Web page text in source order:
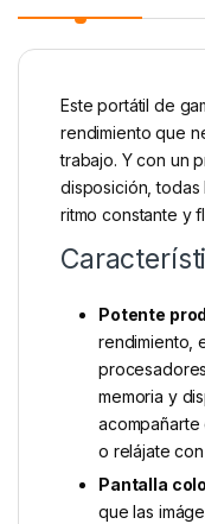
Este portátil de
rendimiento que
trabajo. Y con un
disposición, todas
ritmo constante y
Potente
rendimiento,
memoria y
acompañarte
o relájate
Pantalla
que las